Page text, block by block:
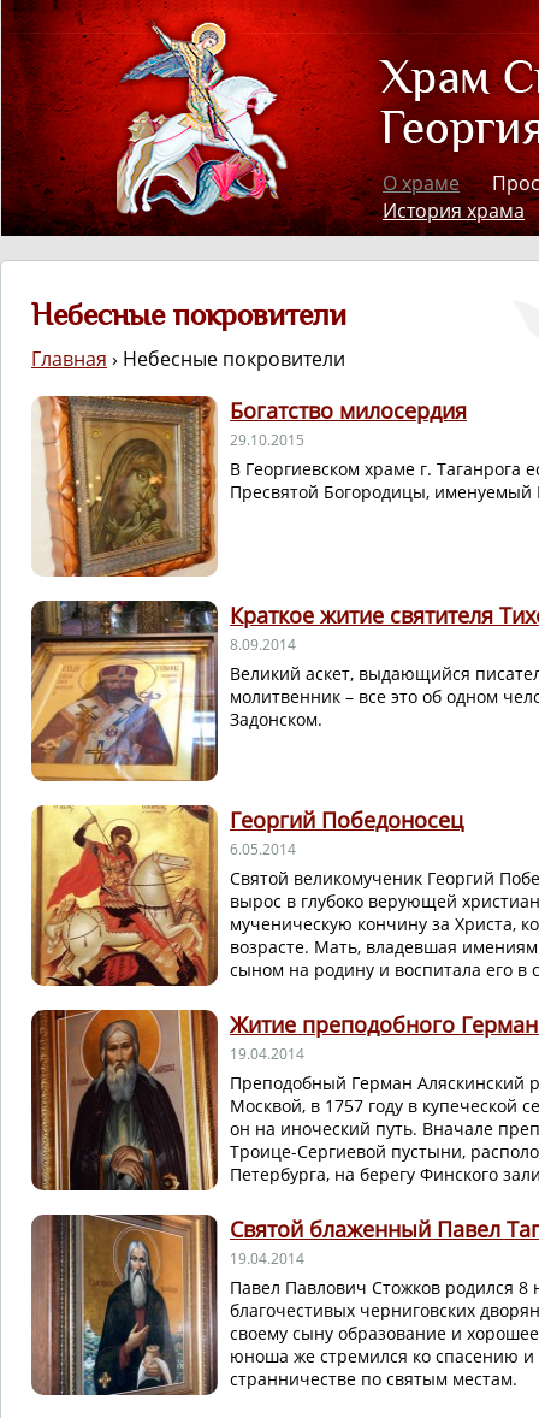
О храме
История храма
Небесные покровители
Главная › Небесные покровители
Богатство милосеpдия
29.10.2015
В Георгиевском храме г. Таганрога
Пресвятой Богородицы, именуемый
Краткое житие святителя
8.09.2014
Великий аскет, выдающийся
молитвенник – все это об одном
Задонском.
Георгий Победоносец
6.05.2014
Святой великомученик Георгий
вырос в глубоко верующей
мученическую кончину за Христа,
возрасте. Мать, владевшая
сыном на родину и воспитала его в
Житие преподобного
19.04.2014
Преподобный Герман Аляскинский
Москвой, в 1757 году в купеческой
он на иноческий путь. Вначале
Троице-Сергиевой пустыни,
Петербурга, на берегу Финского
Святой блаженный Павел
19.04.2014
Павел Павлович Стожков родился 8
благочестивых черниговских
своему сыну образование и
юноша же стремился ко спасению и
странничестве по святым местам.